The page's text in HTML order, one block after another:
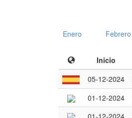
Enero Febrero
Inicio
05-12-2024
01-12-2024
01-12-2024